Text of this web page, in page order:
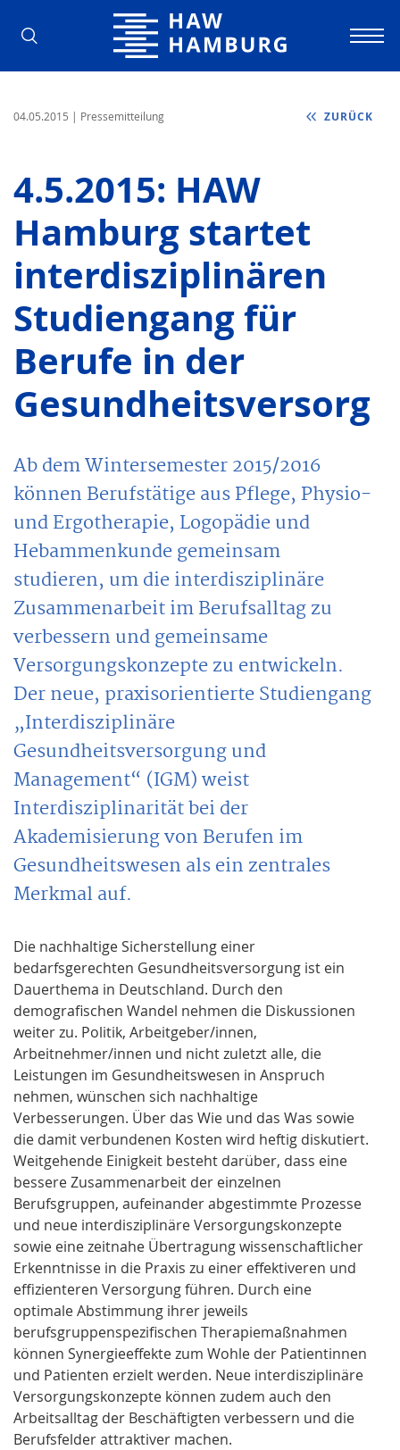
Hochschule für Angewandte
04.05.2015 | Pressemitteilung ZURÜCK
4.5.2015: HAW
Hamburg startet
interdisziplinären
Studiengang für
Berufe in der
Ab dem Wintersemester 2015/2016
können Berufstätige aus Pflege, Physio-
und Ergotherapie, Logopädie und
Hebammenkunde gemeinsam
studieren, um die interdisziplinäre
Zusammenarbeit im Berufsalltag zu
verbessern und gemeinsame
Versorgungskonzepte zu entwickeln.
Der neue, praxisorientierte Studiengang
„Interdisziplinäre
Gesundheitsversorgung und
Management“ (IGM) weist
Interdisziplinarität bei der
Akademisierung von Berufen im
Gesundheitswesen als ein zentrales
Merkmal auf.
Die nachhaltige Sicherstellung einer
bedarfsgerechten Gesundheitsversorgung ist ein
Dauerthema in Deutschland. Durch den
demografischen Wandel nehmen die Diskussionen
weiter zu. Politik, Arbeitgeber/innen,
Arbeitnehmer/innen und nicht zuletzt alle, die
Leistungen im Gesundheitswesen in Anspruch
nehmen, wünschen sich nachhaltige
Verbesserungen. Über das Wie und das Was sowie
die damit verbundenen Kosten wird heftig diskutiert.
Weitgehende Einigkeit besteht darüber, dass eine
bessere Zusammenarbeit der einzelnen
Berufsgruppen, aufeinander abgestimmte Prozesse
und neue interdisziplinäre Versorgungskonzepte
sowie eine zeitnahe Übertragung wissenschaftlicher
Erkenntnisse in die Praxis zu einer effektiveren und
effizienteren Versorgung führen. Durch eine
optimale Abstimmung ihrer jeweils
berufsgruppenspezifischen Therapiemaßnahmen
können Synergieeffekte zum Wohle der Patientinnen
und Patienten erzielt werden. Neue interdisziplinäre
Versorgungskonzepte können zudem auch den
Arbeitsalltag der Beschäftigten verbessern und die
Berufsfelder attraktiver machen.